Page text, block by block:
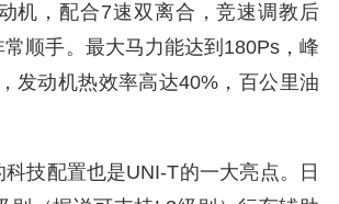
机，配合7速双离合，竞速调教后
顺手。最大马力能达到180Ps，峰
发动机热效率高达40%，百公里油
技配置也是UNI-T的一大亮点。日